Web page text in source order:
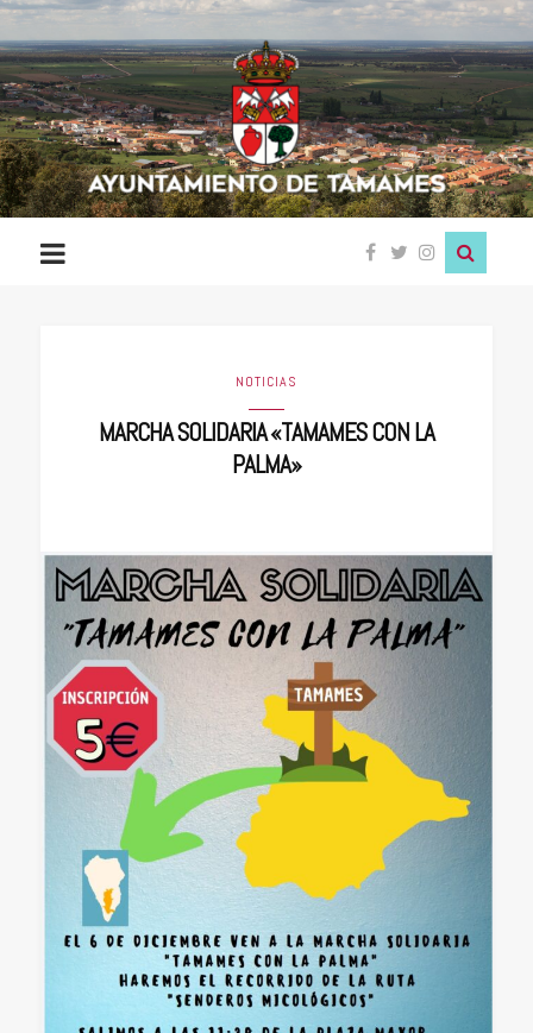
Ayuntamiento
de
Tamames
NOTICIAS
MARCHA SOLIDARIA «TAMAMES CON LA
PALMA»